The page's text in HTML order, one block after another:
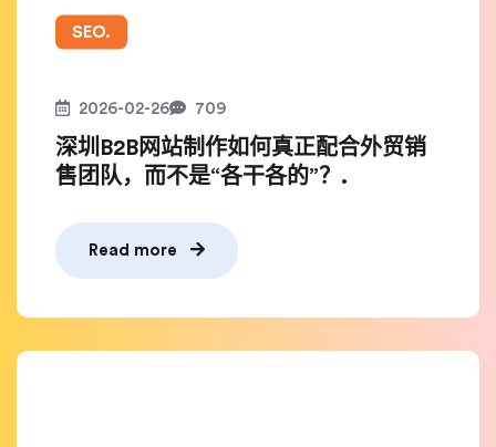
SEO.
2026-02-26 709
深圳B2B网站制作如何真正配合外贸销
售团队，而不是“各干各的”？.
Read more